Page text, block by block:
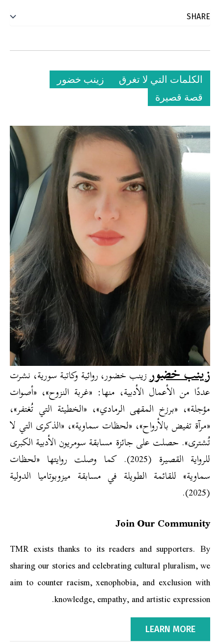
الكلمات التي لا تغرق
زينب خضور
قصة قصيرة
زينب خضورزينب خضور، روائية وكاتبة سورية، نشرت
عددًا من الأعمال الأدبية، منها: «غربة النزوح»، «أصوات
مؤجلة»، «برزخ المقهى الرمادي»، «الخطيئة التي تُغتفر»،
«مرآة تفيض بالأرواح»، «لحظات سماوية»، «الذكرى التي لا
تُشترى». حصلت على جائزة مسابقة سومريون الأدبية الكبرى
للرواية القصيرة (2025). كما وصلت روايتها «لحظات
سماوية» للقائمة الطويلة في مسابقة ميزوبوتاميا الدولية
(2025).
Join Our Community
TMR exists thanks to its readers and supporters. By
sharing our stories and celebrating cultural pluralism, we
aim to counter racism, xenophobia, and exclusion with
knowledge, empathy, and artistic expression.
LEARN MORE